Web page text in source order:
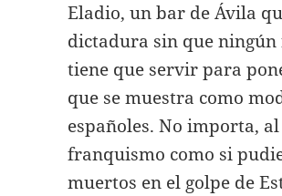
Eladio, un bar de Ávila
dictadura sin que ningún
tiene que servir para
que se muestra como
españoles. No importa,
franquismo como si
muertos en el golpe de